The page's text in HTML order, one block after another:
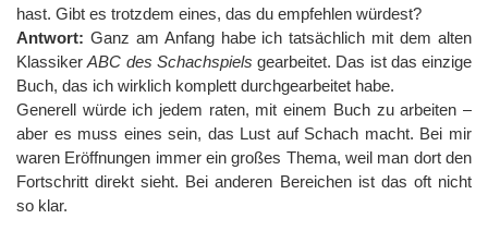
hast. Gibt es trotzdem eines, das du empfehlen würdest?
Antwort: Ganz am Anfang habe ich tatsächlich mit dem alten
KlassikerABC des Schachspiels gearbeitet. Das ist das einzige
Buch, das ich wirklich komplett durchgearbeitet habe.
Generell würde ich jedem raten, mit einem Buch zu arbeiten –
aber es muss eines sein, das Lust auf Schach macht. Bei mir
waren Eröffnungen immer ein großes Thema, weil man dort den
Fortschritt direkt sieht. Bei anderen Bereichen ist das oft nicht
so klar.